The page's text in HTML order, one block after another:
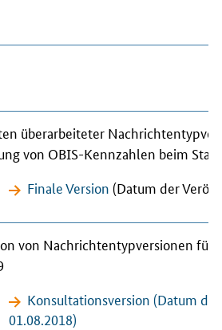
überarbeiteter
von OBIS-Kennzahlen beim
Finale Version (Datum der
von Nachrichtentypversionen für
Konsultationsversion (Datum
01.08.2018)